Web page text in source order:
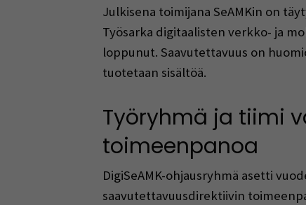
Julkisena toimijana SeAMKin on
Työsarka digitaalisten verkko- ja
loppunut. Saavutettavuus on
tuotetaan sisältöä.
Työryhmä ja tiimi
toimeenpanoa
DigiSeAMK-ohjausryhmä asetti
saavutettavuusdirektiivin